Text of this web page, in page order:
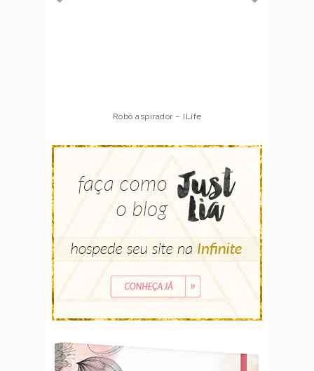
Robô aspirador – ILife